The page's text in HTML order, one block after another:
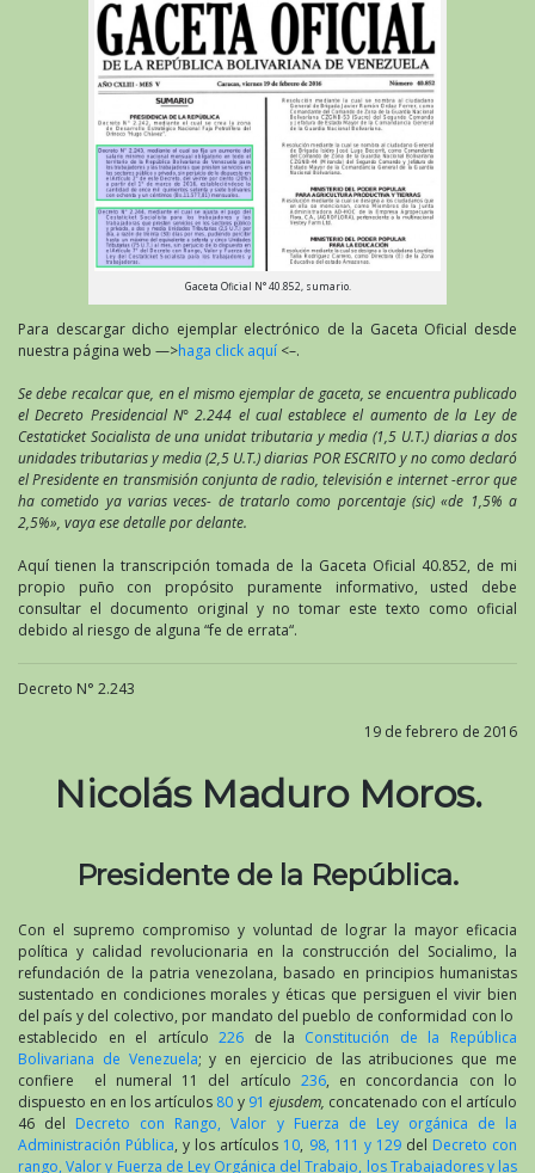
Gaceta Oficial N° 40.852, sumario.
Para descargar dicho ejemplar electrónico de la Gaceta Oficial desde
nuestra página web —>haga click aquí <–.
Se debe recalcar que, en el mismo ejemplar de gaceta, se encuentra publicado
el Decreto Presidencial N° 2.244 el cual establece el aumento de la Ley de
Cestaticket Socialista de una unidat tributaria y media (1,5 U.T.) diarias a dos
unidades tributarias y media (2,5 U.T.) diarias POR ESCRITO y no como declaró
el Presidente en transmisión conjunta de radio, televisión e internet -error que
ha cometido ya varias veces- de tratarlo como porcentaje (sic) «de 1,5% a
2,5%», vaya ese detalle por delante.
Aquí tienen la transcripción tomada de la Gaceta Oficial 40.852, de mi
propio puño con propósito puramente informativo, usted debe
consultar el documento original y no tomar este texto como oficial
debido al riesgo de alguna “fe de errata“.
Decreto N° 2.243
19 de febrero de 2016
Nicolás Maduro Moros.
Presidente de la República.
Con el supremo compromiso y voluntad de lograr la mayor eficacia
política y calidad revolucionaria en la construcción del Socialimo, la
refundación de la patria venezolana, basado en principios humanistas
sustentado en condiciones morales y éticas que persiguen el vivir bien
del país y del colectivo, por mandato del pueblo de conformidad con lo
establecido en el artículo226 de la Constitución de la República
Bolivariana de Venezuela; y en ejercicio de las atribuciones que me
confiere el numeral 11 del artículo 236, en concordancia con lo
dispuesto en en los artículos 80 y 91 ejusdem, concatenado con el artículo
46 del Decreto con Rango, Valor y Fuerza de Ley orgánica de la
Administración Pública, y los artículos 10, 98, 111 y 129del Decreto con
rango, Valor y Fuerza de Ley Orgánica del Trabajo, los Trabajadores y las